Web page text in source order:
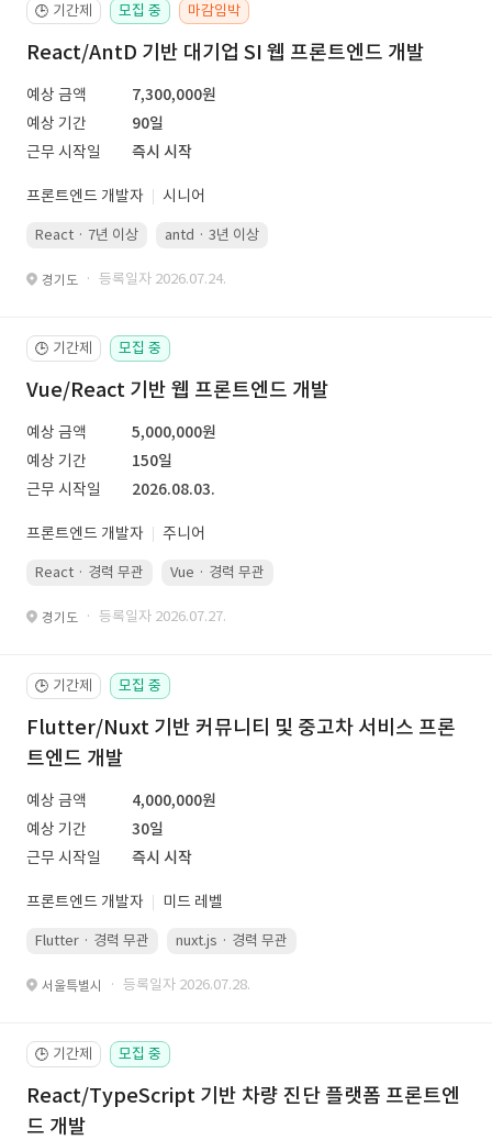
🕒 기간제 모집 중 마감임박
React/AntD 기반 대기업 SI 웹 프론트엔드 개발
예상 금액
7,300,000원
예상 기간
90일
근무 시작일
즉시 시작
프론트엔드 개발자 시니어
React · 7년 이상 antd · 3년 이상
경기도 · 등록일자 2026.07.24.
🕒 기간제 모집 중
Vue/React 기반 웹 프론트엔드 개발
예상 금액
5,000,000원
예상 기간
150일
근무 시작일
2026.08.03.
프론트엔드 개발자 주니어
React · 경력 무관 Vue · 경력 무관
경기도 · 등록일자 2026.07.27.
🕒 기간제 모집 중
Flutter/Nuxt 기반 커뮤니티 및 중고차 서비스 프론
트엔드 개발
예상 금액
4,000,000원
예상 기간
30일
근무 시작일
즉시 시작
프론트엔드 개발자 미드 레벨
Flutter · 경력 무관 nuxt.js · 경력 무관
서울특별시 · 등록일자 2026.07.28.
🕒 기간제 모집 중
React/TypeScript 기반 차량 진단 플랫폼 프론트엔
드 개발